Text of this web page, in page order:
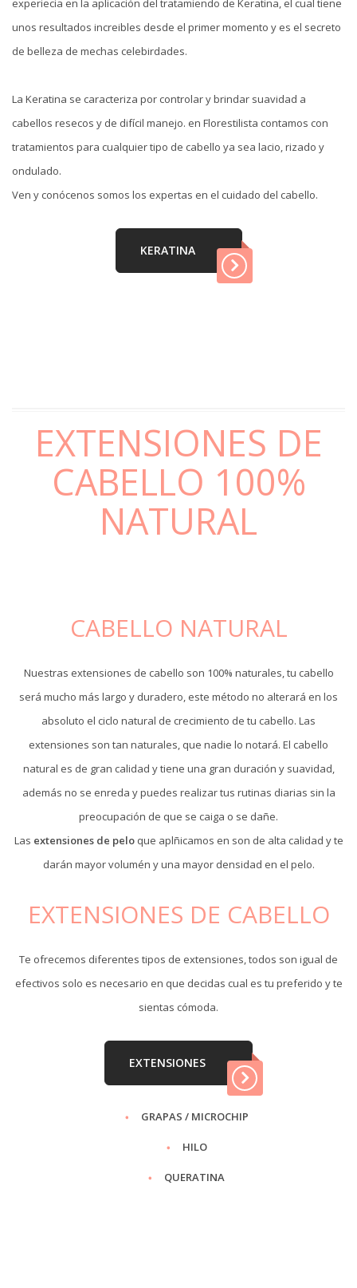
experiecia en la aplicación del tratamiendo de Keratina, el cual tiene
unos resultados increibles desde el primer momento y es el secreto
de belleza de mechas celebirdades.
La Keratina se caracteriza por controlar y brindar suavidad a
cabellos resecos y de difícil manejo. en Florestilista contamos con
tratamientos para cualquier tipo de cabello ya sea lacio, rizado y
ondulado.
Ven y conócenos somos los expertas en el cuidado del cabello.
KERATINA
EXTENSIONES DE
CABELLO 100%
NATURAL
CABELLO NATURAL
Nuestras extensiones de cabello son 100% naturales, tu cabello
será mucho más largo y duradero, este método no alterará en los
absoluto el ciclo natural de crecimiento de tu cabello. Las
extensiones son tan naturales, que nadie lo notará. El cabello
natural es de gran calidad y tiene una gran duración y suavidad,
además no se enreda y puedes realizar tus rutinas diarias sin la
preocupación de que se caiga o se dañe.
Las extensiones de peloque aplñicamos en son de alta calidad y te
darán mayor volumén y una mayor densidad en el pelo.
EXTENSIONES DE CABELLO
Te ofrecemos diferentes tipos de extensiones, todos son igual de
efectivos solo es necesario en que decidas cual es tu preferido y te
sientas cómoda.
EXTENSIONES
GRAPAS / MICROCHIP
HILO
QUERATINA